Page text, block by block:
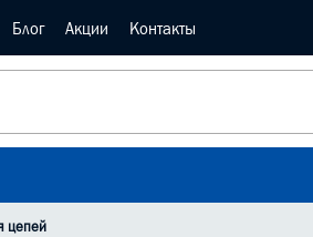
Блог Акции Контакты
цепей